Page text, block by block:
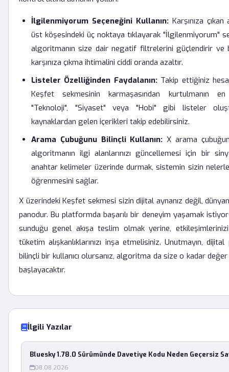
İlgilenmiyorum Seçeneğini Kullanın:Karşınıza
üst köşesindeki üç noktaya tıklayarak "İlgilenmiyorum"
algoritmanın size dair negatif filtrelerini güçlendirir ve
karşınıza çıkma ihtimalini ciddi oranda azaltır.
Listeler Özelliğinden Faydalanın:Takip ettiğiniz
Keşfet sekmesinin karmaşasından kurtulmanın
"Teknoloji", "Siyaset" veya "Hobi" gibi listeler
kaynaklardan gelen içerikleri takip edebilirsiniz.
Arama Çubuğunu Bilinçli Kullanın: X arama
algoritmanın ilgi alanlarınızı güncellemesi için bir
anahtar kelimeler üzerinde durmak, sistemin sizin
öğrenmesini sağlar.
X üzerindeki Keşfet sekmesi sizin dijital aynanız değil,
panodur. Bu platformda başarılı bir deneyim yaşamak
sunduğu genel akışa teslim olmak yerine,
tüketim alışkanlıklarınızı inşa etmelisiniz. Unutmayın,
bilinçli bir kullanıcı olursanız, algoritma da size o kadar
başlayacaktır.
İlgili Yazılar
Bluesky 1.78.0 Sürümünde Davetiye Kodu Neden Geçersiz
08.08.2026